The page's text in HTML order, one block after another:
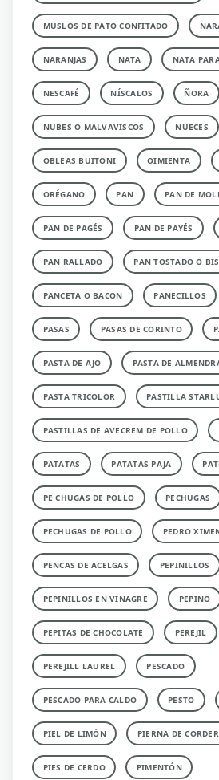
MUSLOS DE PATO CONFITADO
NARANJAS NATA NATA
NESCAFÉ NÍSCALOS ÑORA
NUBES O MALVAVISCOS NUECES
OBLEAS BUITONI OIMIENTA
ORÉGANO PAN PAN DE
PAN DE PAGÉS PAN DE PAYÉS
PAN RALLADO PAN TOSTADO O
PANCETA O BACON PANECILLOS
PASAS PASAS DE CORINTO
PASTA DE AJO PASTA DE
PASTA TRICOLOR PASTILLA
PASTILLAS DE AVECREM DE POLLO
PATATAS PATATAS PAJA
PE CHUGAS DE POLLO PECHUGAS
PECHUGAS DE POLLO PEDRO
PENCAS DE ACELGAS PEPINILLOS
PEPINILLOS EN VINAGRE PEPINO
PEPITAS DE CHOCOLATE PEREJIL
PEREJILL LAUREL PESCADO
PESCADO PARA CALDO PESTO
PIEL DE LIMÓN PIERNA DE
PIES DE CERDO PIMENTÓN